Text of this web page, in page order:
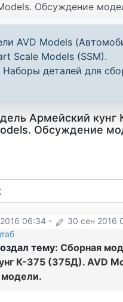
Обсуждение
AVD Models
Scale Models (SSM).
деталей для
Армейский кунг
Обсуждение
06:34 - 30 сен 2016
тему: Сборная
К-375 (375Д). AVD